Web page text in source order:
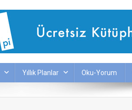
Yıllık Planlar Oku-Yorum